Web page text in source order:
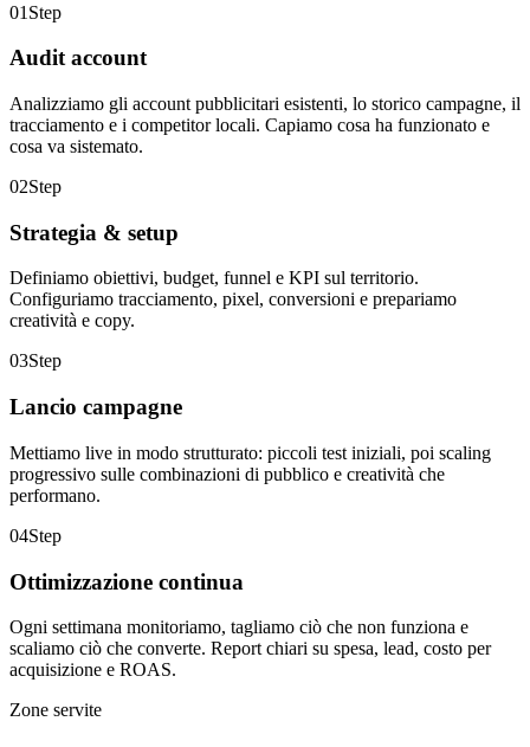
01 Step
Audit account
Analizziamo gli account pubblicitari esistenti, lo storico campagne, il
tracciamento e i competitor locali. Capiamo cosa ha funzionato e
cosa va sistemato.
02Step
Strategia & setup
Definiamo obiettivi, budget, funnel e KPI sul territorio.
Configuriamo tracciamento, pixel, conversioni e prepariamo
creatività e copy.
03Step
Lancio campagne
Mettiamo live in modo strutturato: piccoli test iniziali, poi scaling
progressivo sulle combinazioni di pubblico e creatività che
performano.
04Step
Ottimizzazione continua
Ogni settimana monitoriamo, tagliamo ciò che non funziona e
scaliamo ciò che converte. Report chiari su spesa, lead, costo per
acquisizione e ROAS.
Zone servite